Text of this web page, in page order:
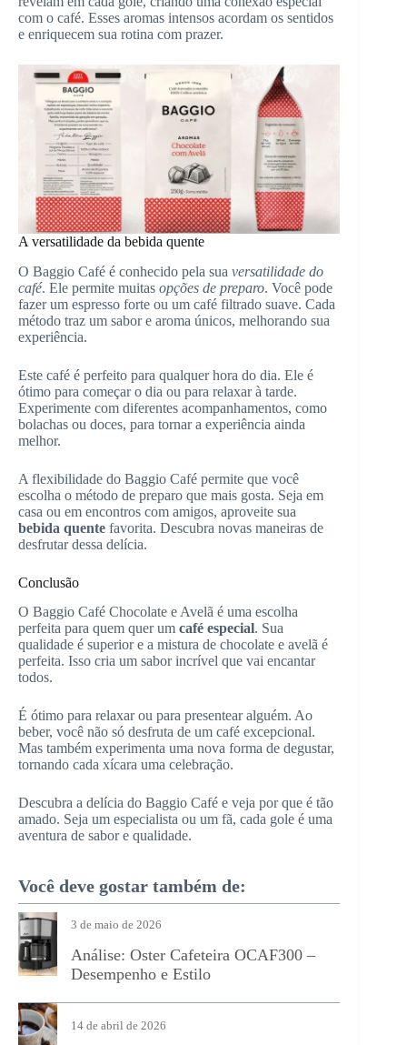
com o café. Esses aromas intensos acordam os sentidos
e enriquecem sua rotina com prazer.
A versatilidade da bebida quente
O Baggio Café é conhecido pela sua versatilidade do
café. Ele permite muitas opções de preparo. Você pode
fazer um espresso forte ou um café filtrado suave. Cada
método traz um sabor e aroma únicos, melhorando sua
experiência.
Este café é perfeito para qualquer hora do dia. Ele é
ótimo para começar o dia ou para relaxar à tarde.
Experimente com diferentes acompanhamentos, como
bolachas ou doces, para tornar a experiência ainda
melhor.
A flexibilidade do Baggio Café permite que você
escolha o método de preparo que mais gosta. Seja em
casa ou em encontros com amigos, aproveite sua
bebida quente favorita. Descubra novas maneiras de
desfrutar dessa delícia.
Conclusão
O Baggio Café Chocolate e Avelã é uma escolha
perfeita para quem quer um café especial. Sua
qualidade é superior e a mistura de chocolate e avelã é
perfeita. Isso cria um sabor incrível que vai encantar
todos.
É ótimo para relaxar ou para presentear alguém. Ao
beber, você não só desfruta de um café excepcional.
Mas também experimenta uma nova forma de degustar,
tornando cada xícara uma celebração.
Descubra a delícia do Baggio Café e veja por que é tão
amado. Seja um especialista ou um fã, cada gole é uma
aventura de sabor e qualidade.
Você deve gostar também de:
Análise: Oster Cafeteira OCAF300 –
Desempenho e Estilo
3 de maio de 2026
14 de abril de 2026